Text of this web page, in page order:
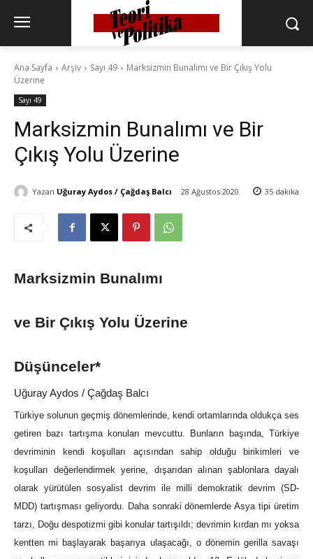
Ana Sayfa Arşiv Sayı 49
Marksizmin Bunalımı ve Bir Çıkış Yolu
Üzerine
Sayı 49
Marksizmin Bunalımı ve Bir
Çıkış Yolu Üzerine
Yazan Uğuray Aydos / Çağdaş Balcı 28 Ağustos 2020 35 dakika
Marksizmin Bunalımı
ve Bir Çıkış Yolu Üzerine
Düşünceler*
Uğuray Aydos / Çağdaş Balcı
Türkiye solunun geçmiş dönemlerinde, kendi ortamlarında oldukça ses
getiren bazı tartışma konuları mevcuttu. Bunların başında, Türkiye
devriminin kendi koşulları açısından sahip olduğu birikimleri ve
koşulları değerlendirmek yerine, dışarıdan alınan şablonlara dayalı
olarak yürütülen sosyalist devrim ile milli demokratik devrim (SD-
MDD) tartışması geliyordu. Daha sonraki dönemlerde Asya tipi üretim
tarzı, Doğu despotizmi gibi konular tartışıldı; devrimin kırdan mı yoksa
kentten mi başlayarak başarıya ulaşacağı, o dönemin gerilla savaşı